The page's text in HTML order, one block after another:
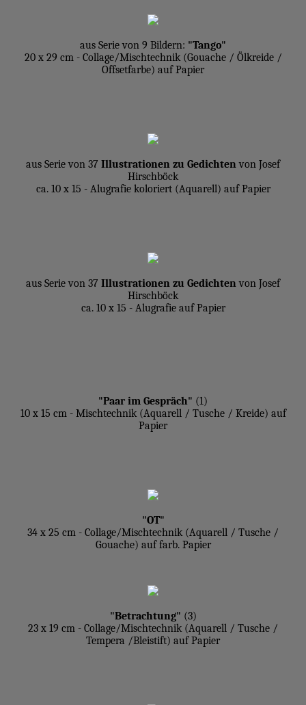
aus Serie von 9 Bildern: "Tango"
20 x 29 cm - Collage/Mischtechnik (Gouache / Ölkreide /
Offsetfarbe) auf Papier
aus Serie von 37 Illustrationen zu Gedichtenvon Josef
Hirschböck
ca. 10 x 15 - Alugrafie koloriert (Aquarell) auf Papier
aus Serie von 37 Illustrationen zu Gedichtenvon Josef
Hirschböck
ca. 10 x 15 - Alugrafie auf Papier
"Paar im Gespräch" (1)
10 x 15 cm - Mischtechnik (Aquarell / Tusche / Kreide) auf
Papier
"OT"
34 x 25 cm - Collage/Mischtechnik (Aquarell / Tusche /
Gouache) auf farb. Papier
"Betrachtung" (3)
23 x 19 cm - Collage/Mischtechnik (Aquarell / Tusche /
Tempera /Bleistift) auf Papier